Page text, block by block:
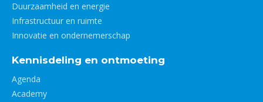
Duurzaamheid en energie
Infrastructuur en ruimte
Innovatie en ondernemerschap
Kennisdeling en ontmoeting
Agenda
Academy